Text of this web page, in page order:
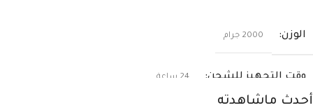
الوزن 2000 جرام
وقت التجهيز للشحن 24 ساعة
أحدث ماشاهدته